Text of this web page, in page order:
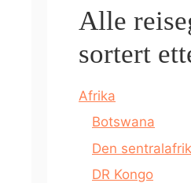
Alle
sortert
Afrika
Botswana
Den
DR Kongo